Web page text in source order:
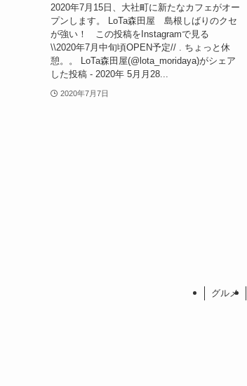
2020年7月15日、大社町に新たなカフェがオー
プンします。 LoTa森田屋 島根しばりのクセ
が強い！ この投稿をInstagramで見る
\\2020年7月中旬頃OPEN予定// . ちょっと休
憩。。 LoTa森田屋(@lota_moridaya)がシェア
した投稿 - 2020年 5月月28...
2020年7月7日
グルメ